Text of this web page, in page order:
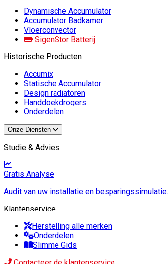
Dynamische Accumulator
Accumulator Badkamer
Vloerconvector
SigenStor Batterij
Historische Producten
Accumix
Statische Accumulator
Design radiatoren
Handdoekdrogers
Onderdelen
Onze Diensten
Studie & Advies
Gratis Analyse
Audit van uw installatie en besparingssimulatie.
Klantenservice
Herstelling alle merken
Onderdelen
Slimme Gids